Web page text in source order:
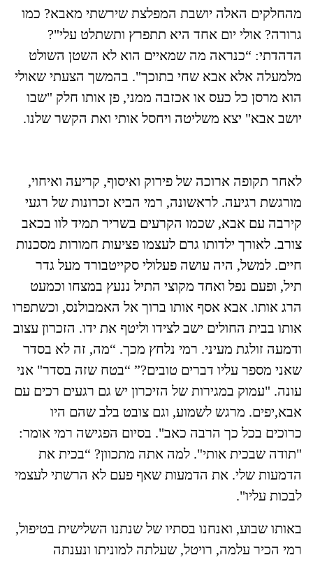
מהחלקים האלה יושבת המפלצת שירשתי מאבא? כמו
גרורה? אולי יום אחד היא תתפרץ ותשתלט עלי"?
הדהדתי: “כנראה מה שמאיים הוא לא השטן השולט
מלמעלה אלא אבא שחי בתוכך". בהמשך הצעתי שאולי
הוא מרסן כל כעס או אכזבה ממני, פן אותו חלק "שבו
יושב אבא" יצא משליטה ויחסל אותי ואת הקשר שלנו.
לאחר תקופה ארוכה של פירוק ואיסוף, קריעה ואיחוי,
מורגשת רגיעה. לראשונה, רמי הביא זכרונות של רגעי
קירבה עם אבא, שכמו הקרעים בשריר תמיד לוו בכאב
צורב. לאורך ילדותו גרם לעצמו פציעות חמורות מסכנות
חיים. למשל, היה עושה פעלולי סקייטבורד מעל גדר
תיל, ופעם נפל ואחד מקוצי התיל ננעץ במצחו וכמעט
הרג אותו. אבא אסף אותו ברוך אל האמבולנס, וכשתפרו
אותו בבית החולים ישב לצידו וליטף את ידו. הזכרון עצוב
ודמעה זולגת מעיני. רמי נלחץ מכך. “מה, זה לא בסדר
שאני מספר עליו דברים טובים?” “בטח שזה בסדר" אני
עונה. "עמוק במגירות של הזיכרון יש גם רגעים רכים עם
אבא,יפים. מרגש לשמוע, וגם צובט בלב שהם היו
כרוכים בכל כך הרבה כאב". בסיום הפגישה רמי אומר:
"תודה שבכית אותי". למה אתה מתכוון? “בכית את
הדמעות שלי. את הדמעות שאף פעם לא הרשתי לעצמי
לבכות עליו".
באותו שבוע, ואנחנו בסתיו של שנתנו השלישית בטיפול,
רמי הכיר עלמה, רויטל, שעלתה למוניתו ונענתה